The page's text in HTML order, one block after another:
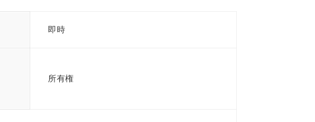
即時
所有権